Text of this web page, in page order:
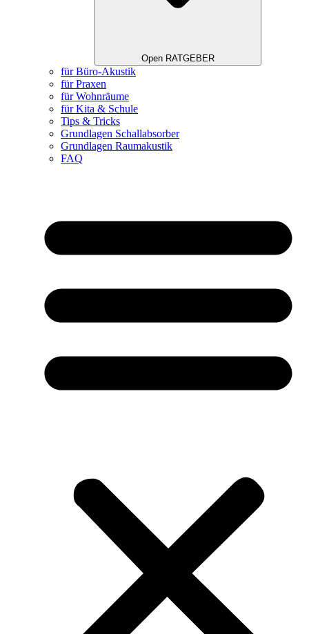
Open RATGEBER
für Büro-Akustik
für Praxen
für Wohnräume
für Kita & Schule
Tips & Tricks
Grundlagen Schallabsorber
Grundlagen Raumakustik
FAQ